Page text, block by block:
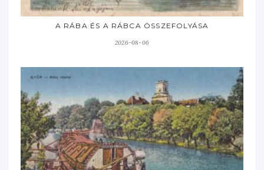
A RÁBA ÉS A RÁBCA ÖSSZEFOLYÁSA
2026-08-06